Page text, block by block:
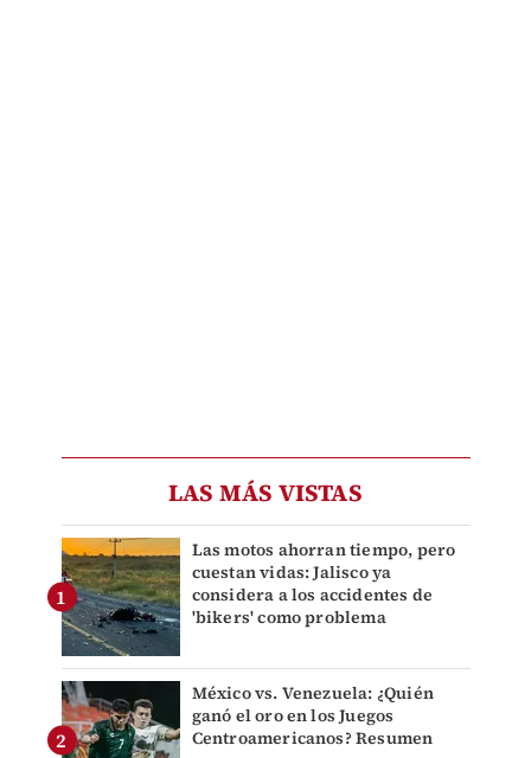
LAS MÁS VISTAS
Las motos ahorran tiempo, pero
cuestan vidas: Jalisco ya
considera a los accidentes de
'bikers' como problema
México vs. Venezuela: ¿Quién
ganó el oro en los Juegos
Centroamericanos? Resumen